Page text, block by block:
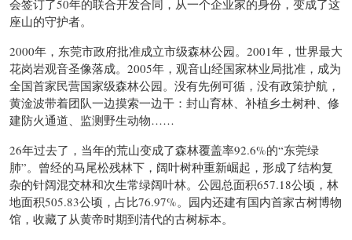
会签订了50年的联合开发合同，从一个企业家的身份，变成了这
座山的守护者。
2000年，东莞市政府批准成立市级森林公园。2001年，世界最大
花岗岩观音圣像落成。2005年，观音山经国家林业局批准，成为
全国首家民营国家级森林公园。没有先例可循，没有政策护航，
黄淦波带着团队一边摸索一边干：封山育林、补植乡土树种、修
建防火通道、监测野生动物……
26年过去了，当年的荒山变成了森林覆盖率92.6%的“东莞绿
肺”。曾经的马尾松残林下，阔叶树种重新崛起，形成了结构复
杂的针阔混交林和次生常绿阔叶林。公园总面积657.18公顷，林
地面积505.83公顷，占比76.97%。园内还建有国内首家古树博物
馆，收藏了从黄帝时期到清代的古树标本。